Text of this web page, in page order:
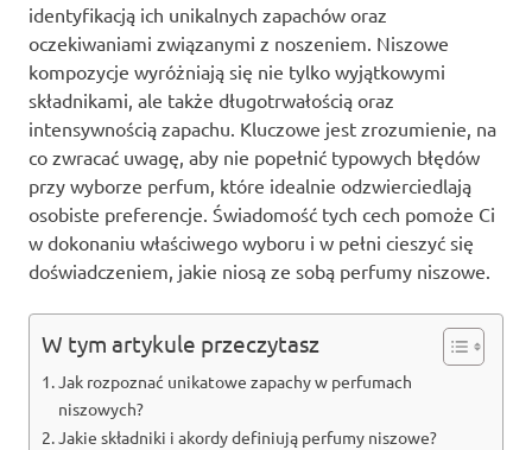
identyfikacją ich unikalnych zapachów oraz
oczekiwaniami związanymi z noszeniem. Niszowe
kompozycje wyróżniają się nie tylko wyjątkowymi
składnikami, ale także długotrwałością oraz
intensywnością zapachu. Kluczowe jest zrozumienie, na
co zwracać uwagę, aby nie popełnić typowych błędów
przy wyborze perfum, które idealnie odzwierciedlają
osobiste preferencje. Świadomość tych cech pomoże Ci
w dokonaniu właściwego wyboru i w pełni cieszyć się
doświadczeniem, jakie niosą ze sobą perfumy niszowe.
W tym artykule przeczytasz
Jak rozpoznać unikatowe zapachy w perfumach
niszowych?
Jakie składniki i akordy definiują perfumy niszowe?